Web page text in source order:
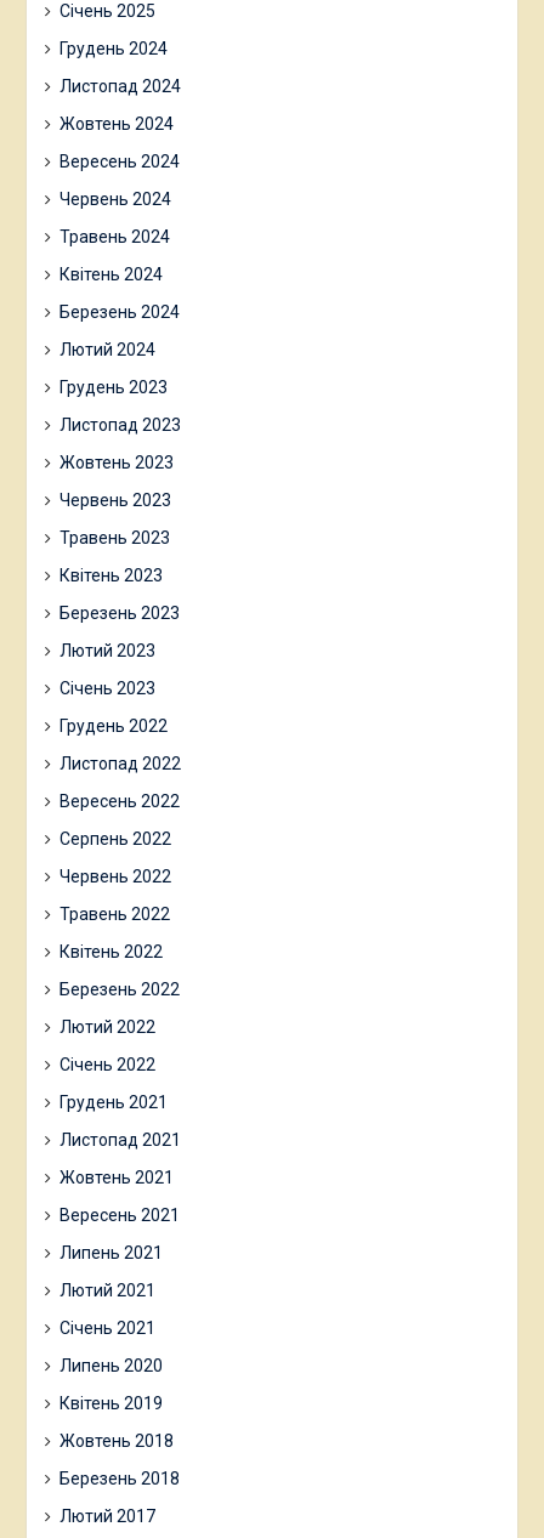
Січень 2025
Грудень 2024
Листопад 2024
Жовтень 2024
Вересень 2024
Червень 2024
Травень 2024
Квітень 2024
Березень 2024
Лютий 2024
Грудень 2023
Листопад 2023
Жовтень 2023
Червень 2023
Травень 2023
Квітень 2023
Березень 2023
Лютий 2023
Січень 2023
Грудень 2022
Листопад 2022
Вересень 2022
Серпень 2022
Червень 2022
Травень 2022
Квітень 2022
Березень 2022
Лютий 2022
Січень 2022
Грудень 2021
Листопад 2021
Жовтень 2021
Вересень 2021
Липень 2021
Лютий 2021
Січень 2021
Липень 2020
Квітень 2019
Жовтень 2018
Березень 2018
Лютий 2017